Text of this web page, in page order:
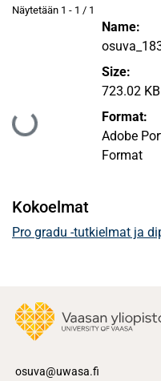
Näytetään 1 - 1 / 1
Ladataan...
Name:
Size:
723.02 KB
Format:
Adobe
Format
Kokoelmat
Pro gradu -tutkielmat ja
osuva@uwasa.fi